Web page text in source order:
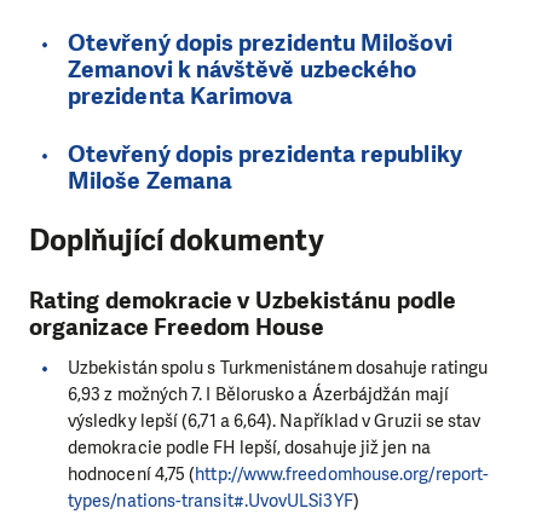
Otevřený dopis prezidentu Milošovi
Zemanovi k návštěvě uzbeckého
prezidenta Karimova
Otevřený dopis prezidenta republiky
Miloše Zemana
Doplňující dokumenty
Rating demokracie v Uzbekistánu podle
organizace Freedom House
Uzbekistán spolu s Turkmenistánem dosahuje ratingu
6,93 z možných 7. I Bělorusko a Ázerbájdžán mají
výsledky lepší (6,71 a 6,64). Například v Gruzii se stav
demokracie podle FH lepší, dosahuje již jen na
hodnocení 4,75 (http://www.freedomhouse.org/report-
types/nations-transit#.UvovULSi3YF)